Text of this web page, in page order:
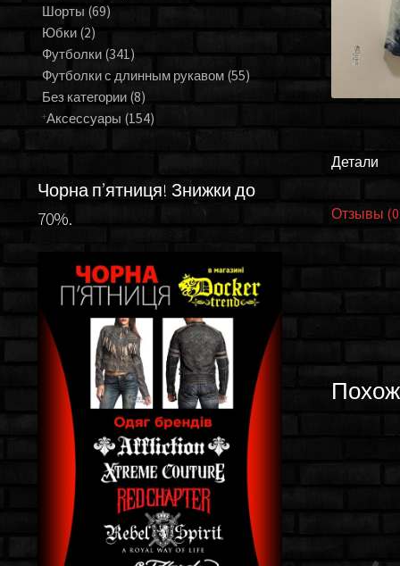
Детали
Отзывы
Шорты (69)
Юбки (2)
Футболки (341)
Футболки с длинным рукавом (55)
Без категории (8)
Аксессуары (154)
Чорна п’ятниця! Знижки до
70%.